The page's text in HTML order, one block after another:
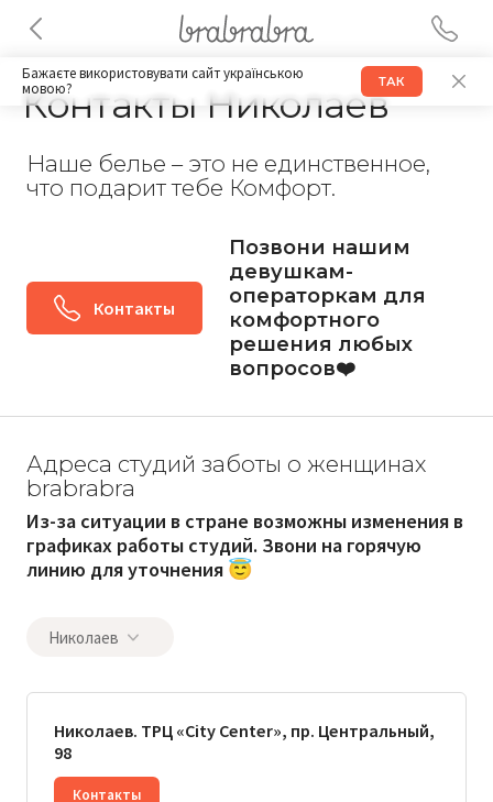
Бажаєте використовувати сайт українською
мовою?
ТАК
Контакты Николаев
Наше белье – это не единственное,
что подарит тебе Комфорт.
Контакты
Позвони нашим
девушкам-
операторкам для
комфортного
решения любых
вопросов❤️
Адреса студий заботы о женщинах
brabrabra
Из-за ситуации в стране возможны изменения в
графиках работы студий. Звони на горячую
линию для уточнения 😇
Николаев
Николаев. ТРЦ «City Center», пр. Центральный,
98
Контакты